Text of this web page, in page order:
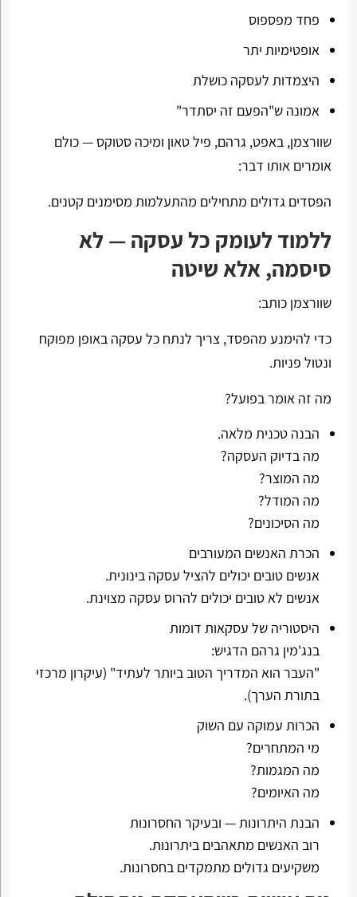
פחד מפספוס
אופטימיות יתר
היצמדות לעסקה כושלת
אמונה ש"הפעם זה יסתדר"
שוורצמן, באפט, גרהם, פיל טאון ומיכה סטוקס — כולם
אומרים אותו דבר:
הפסדים גדולים מתחילים מהתעלמות מסימנים קטנים.
ללמוד לעומק כל עסקה — לא
סיסמה, אלא שיטה
שוורצמן כותב:
כדי להימנע מהפסד, צריך לנתח כל עסקה באופן מפוקח
ונטול פניות.
מה זה אומר בפועל?
הבנה טכנית מלאה.
מה בדיוק העסקה?
מה המוצר?
מה המודל?
מה הסיכונים?
הכרת האנשים המעורבים
אנשים טובים יכולים להציל עסקה בינונית.
אנשים לא טובים יכולים להרוס עסקה מצוינת.
היסטוריה של עסקאות דומות
בנג'מין גרהם הדגיש:
"העבר הוא המדריך הטוב ביותר לעתיד" (עיקרון מרכזי
בתורת הערך).
הכרות עמוקה עם השוק
מי המתחרים?
מה המגמות?
מה האיומים?
הבנת היתרונות — ובעיקר החסרונות
רוב האנשים מתאהבים ביתרונות.
משקיעים גדולים מתמקדים בחסרונות.